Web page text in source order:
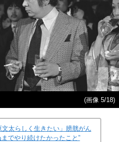
(画像 5/18)
文太らしく生きたい」膀胱がん
でやり続けたかったこと”